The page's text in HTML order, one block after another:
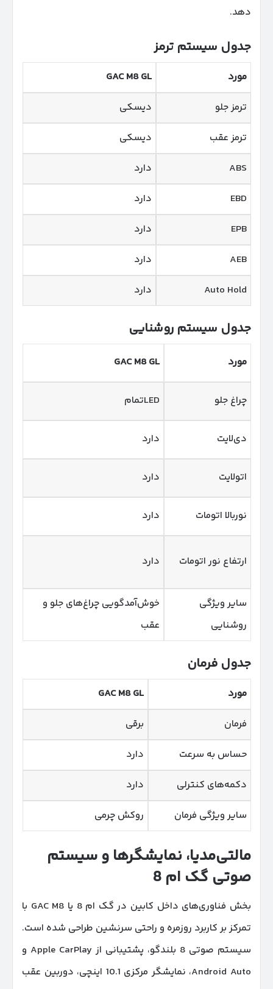
دهد.
جدول سیستم ترمز
مورد
GAC M8 GL
ترمز جلو
دیسکی
ترمز عقب
دیسکی
ABS
دارد
EBD
دارد
EPB
دارد
AEB
دارد
Auto Hold
دارد
جدول سیستم روشنایی
مورد GAC M8 GL
چراغ جلو LEDتمام
دی‌لایت دارد
اتولایت دارد
نوربالا اتومات دارد
ارتفاع نور اتومات دارد
سایر ویژگی
روشنایی
خوش‌آمدگویی چراغ‌های جلو و
عقب
جدول فرمان
مورد
GAC M8 GL
فرمان
برقی
حساس به سرعت
دارد
دکمه‌های کنترلی
دارد
سایر ویژگی فرمان
روکش چرمی
مالتی‌مدیا، نمایشگرها و سیستم
صوتی گک ام 8
بخش فناوری‌های داخل کابین در گک ام 8 یا GAC M8 با
تمرکز بر کاربرد روزمره و راحتی سرنشین طراحی شده است.
سیستم صوتی 8 بلندگو، پشتیبانی از Apple CarPlay و
Android Auto، نمایشگر مرکزی 10.1 اینچی، دوربین عقب